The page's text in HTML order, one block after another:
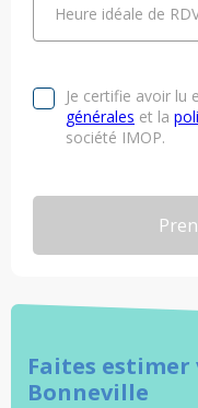
Faites estimer
Bonneville
Heure idéale de
Je certifie avoir lu
générales et la
société IMOP.